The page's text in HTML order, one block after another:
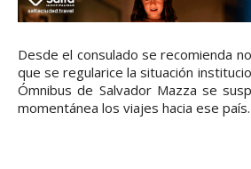
Desde el consulado se recomienda
que se regularice la situación
Ómnibus de Salvador Mazza se
momentánea los viajes hacia ese país.